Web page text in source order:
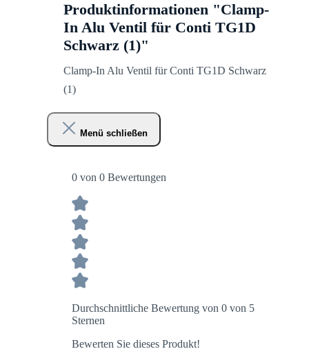
Produktinformationen "Clamp-
In Alu Ventil für Conti TG1D
Schwarz (1)"
Clamp-In Alu Ventil für Conti TG1D Schwarz
(1)
Menü schließen
0 von 0 Bewertungen
Durchschnittliche Bewertung von 0 von 5
Sternen
Bewerten Sie dieses Produkt!